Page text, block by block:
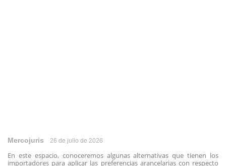
Mercojuris 26 de julio de 2026
En este espacio, conoceremos algunas alternativas que tienen los
importadores para aplicar las preferencias arancelarias con respecto